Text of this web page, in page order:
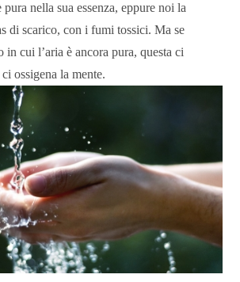
pura nella sua essenza, eppure noi la
di scarico, con i fumi tossici. Ma se
in cui l’aria è ancora pura, questa ci
ossigena la mente.